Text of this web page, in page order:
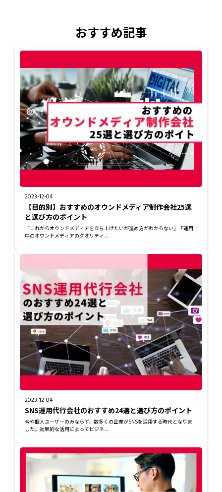
おすすめ記事
2023-12-04
【目的別】おすすめのオウンドメディア制作会社25選
と選び方のポイント
「これからオウンドメディアを立ち上げたいが進め方がわからない」「運用
中のオウンドメディアのクオリティ...
2023-12-04
SNS運用代行会社のおすすめ24選と選び方のポイント
今や個人ユーザーのみならず、数多くの企業がSNSを活用する時代となりま
した。効果的な活用によってビジネ...